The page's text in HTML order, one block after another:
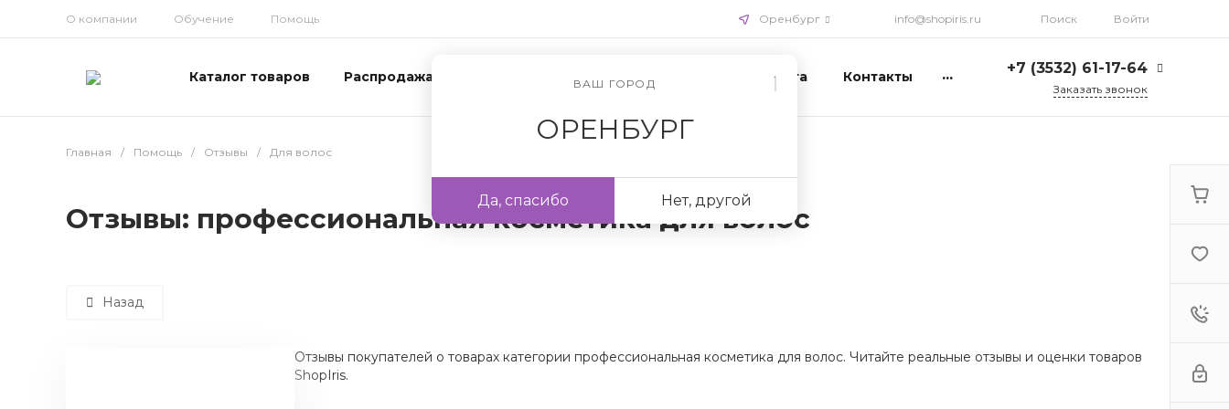
О компании Обучение Помощь Оренбург
ВАШ ГОРОД
ОРЕНБУРГ
Да, спасибо Нет, другой
info@shopiris.ru Поиск Войти
Каталог товаров Распродажа Схемы ухода Доставка и оплата Контакты ... +7 (3532) 61-17-64
+7 (922) 841-83-98
Заказать звонок
Главная / Помощь / Отзывы / Для волос
Отзывы: профессиональная косметика для волос
Назад
Отзывы покупателей о товарах категории профессиональная косметика для волос. Читайте реальные отзывы и оценки товаров
ShopIris.